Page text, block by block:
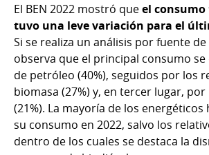
El BEN 2022 mostró queel
tuvo una leve variación para el
Si se realiza un análisis por fuente
observa que el principal consumo
de petróleo (40%), seguidos por los
biomasa (27%) y, en tercer lugar,
(21%). La mayoría de los
su consumo en 2022, salvo los
dentro de los cuales se destaca la